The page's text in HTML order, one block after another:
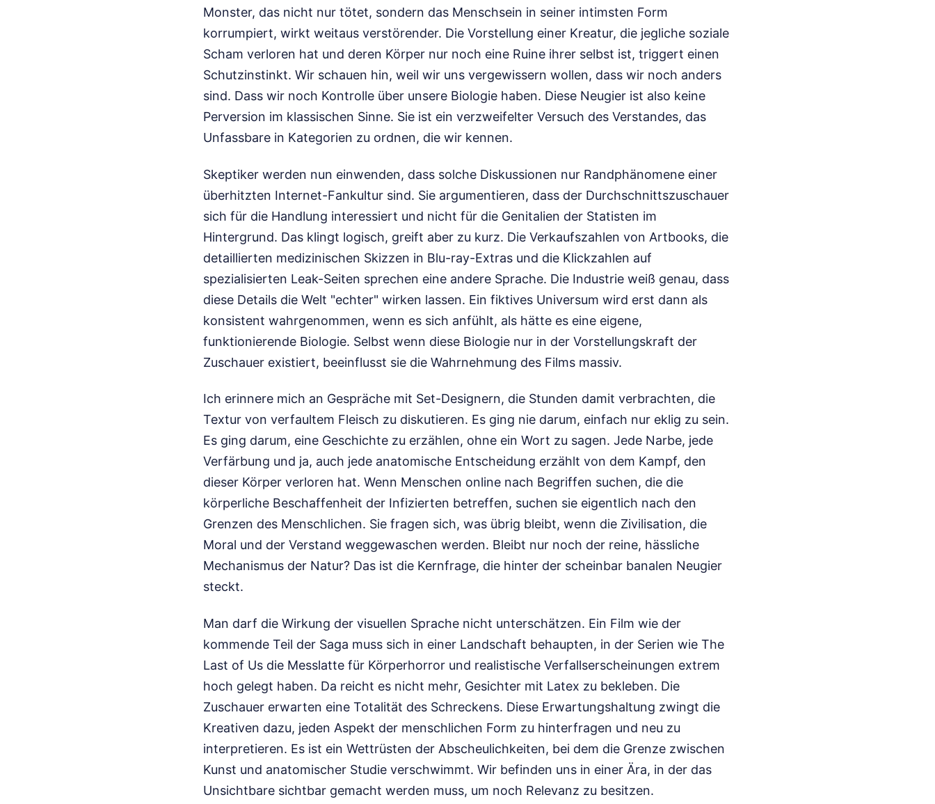
Monster, das nicht nur tötet, sondern das Menschsein in seiner intimsten Form
korrumpiert, wirkt weitaus verstörender. Die Vorstellung einer Kreatur, die jegliche soziale
Scham verloren hat und deren Körper nur noch eine Ruine ihrer selbst ist, triggert einen
Schutzinstinkt. Wir schauen hin, weil wir uns vergewissern wollen, dass wir noch anders
sind. Dass wir noch Kontrolle über unsere Biologie haben. Diese Neugier ist also keine
Perversion im klassischen Sinne. Sie ist ein verzweifelter Versuch des Verstandes, das
Unfassbare in Kategorien zu ordnen, die wir kennen.
Skeptiker werden nun einwenden, dass solche Diskussionen nur Randphänomene einer
überhitzten Internet-Fankultur sind. Sie argumentieren, dass der Durchschnittszuschauer
sich für die Handlung interessiert und nicht für die Genitalien der Statisten im
Hintergrund. Das klingt logisch, greift aber zu kurz. Die Verkaufszahlen von Artbooks, die
detaillierten medizinischen Skizzen in Blu-ray-Extras und die Klickzahlen auf
spezialisierten Leak-Seiten sprechen eine andere Sprache. Die Industrie weiß genau, dass
diese Details die Welt "echter" wirken lassen. Ein fiktives Universum wird erst dann als
konsistent wahrgenommen, wenn es sich anfühlt, als hätte es eine eigene,
funktionierende Biologie. Selbst wenn diese Biologie nur in der Vorstellungskraft der
Zuschauer existiert, beeinflusst sie die Wahrnehmung des Films massiv.
Ich erinnere mich an Gespräche mit Set-Designern, die Stunden damit verbrachten, die
Textur von verfaultem Fleisch zu diskutieren. Es ging nie darum, einfach nur eklig zu sein.
Es ging darum, eine Geschichte zu erzählen, ohne ein Wort zu sagen. Jede Narbe, jede
Verfärbung und ja, auch jede anatomische Entscheidung erzählt von dem Kampf, den
dieser Körper verloren hat. Wenn Menschen online nach Begriffen suchen, die die
körperliche Beschaffenheit der Infizierten betreffen, suchen sie eigentlich nach den
Grenzen des Menschlichen. Sie fragen sich, was übrig bleibt, wenn die Zivilisation, die
Moral und der Verstand weggewaschen werden. Bleibt nur noch der reine, hässliche
Mechanismus der Natur? Das ist die Kernfrage, die hinter der scheinbar banalen Neugier
steckt.
Man darf die Wirkung der visuellen Sprache nicht unterschätzen. Ein Film wie der
kommende Teil der Saga muss sich in einer Landschaft behaupten, in der Serien wie The
Last of Us die Messlatte für Körperhorror und realistische Verfallserscheinungen extrem
hoch gelegt haben. Da reicht es nicht mehr, Gesichter mit Latex zu bekleben. Die
Zuschauer erwarten eine Totalität des Schreckens. Diese Erwartungshaltung zwingt die
Kreativen dazu, jeden Aspekt der menschlichen Form zu hinterfragen und neu zu
interpretieren. Es ist ein Wettrüsten der Abscheulichkeiten, bei dem die Grenze zwischen
Kunst und anatomischer Studie verschwimmt. Wir befinden uns in einer Ära, in der das
Unsichtbare sichtbar gemacht werden muss, um noch Relevanz zu besitzen.